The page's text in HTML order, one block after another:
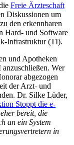
Freie Ärzteschaft
Diskussionen um
den erkennbaren
Hard- und Software
Infrastruktur (TI).
und Apotheken
Wer
abgezogen
der Arzt- und
Dr. Silke Lüder,
Stoppt die e-
bereit, die
an ein System
in